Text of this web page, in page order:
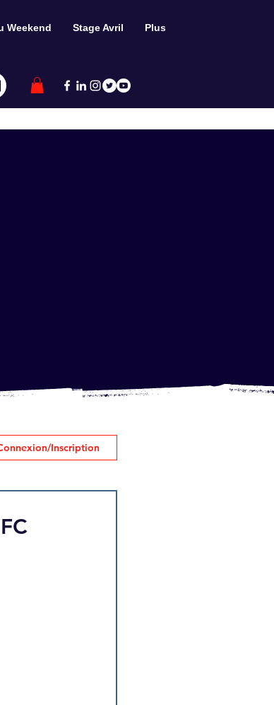
Weekend Stage Avril Plus
Inscription